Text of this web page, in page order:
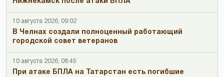
10 августа 2026, 09:02
В Челнах создали полноценный работающий
городской совет ветеранов
10 августа 2026, 08:45
При атаке БПЛА на Татарстан есть погибшие